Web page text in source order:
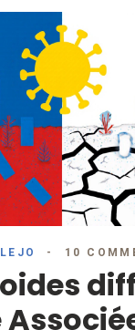
10